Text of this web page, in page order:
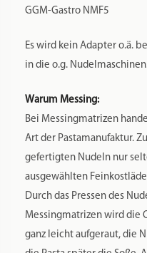
GGM-Gastro NMF5
Es wird kein Adapter o.ä.
in die o.g.
Warum Messing:
Bei Messingmatrizen
Art der Pastamanufaktur.
gefertigten Nudeln nur
ausgewählten
Durch das Pressen des
Messingmatrizen wird die
ganz leicht aufgeraut, die